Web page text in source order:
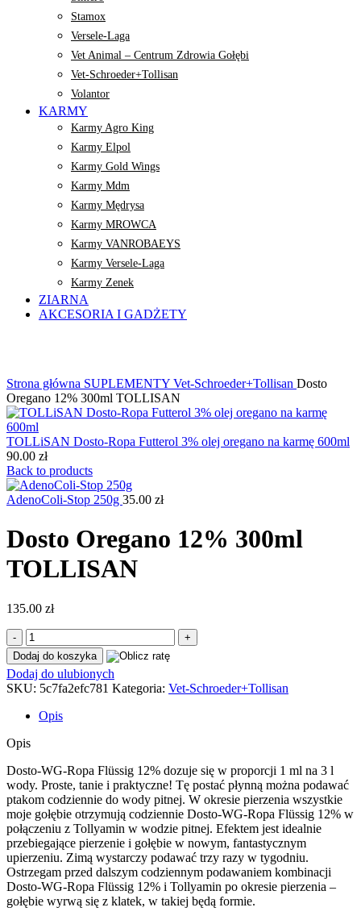
Stamox
Versele-Laga
Vet Animal – Centrum Zdrowia Gołębi
Vet-Schroeder+Tollisan
Volantor
KARMY
Karmy Agro King
Karmy Elpol
Karmy Gold Wings
Karmy Mdm
Karmy Mędrysa
Karmy MROWCA
Karmy VANROBAEYS
Karmy Versele-Laga
Karmy Zenek
ZIARNA
AKCESORIA I GADŻETY
Strona główna SUPLEMENTY Vet-Schroeder+Tollisan Dosto
Oregano 12% 300ml TOLLISAN
TOLLiSAN Dosto-Ropa Futterol 3% olej oregano na karmę 600ml
90.00 zł
Back to products
AdenoColi-Stop 250g 35.00 zł
Dosto Oregano 12% 300ml
TOLLISAN
135.00 zł
ilość
Dosto
Oregano
12%
300ml
Dodaj do koszyka
Dodaj do ulubionych
SKU: 5c7fa2efc781 Kategoria: Vet-Schroeder+Tollisan
Opis
Opis
Dosto-WG-Ropa Flüssig 12% dozuje się w proporcji 1 ml na 3 l
wody. Proste, tanie i praktyczne! Tę postać płynną można podawać
ptakom codziennie do wody pitnej. W okresie pierzenia wszystkie
moje gołębie otrzymują codziennie Dosto-WG-Ropa Flüssig 12% w
połączeniu z Tollyamin w wodzie pitnej. Efektem jest idealnie
przebiegające pierzenie i gołębie w nowym, fantastycznym
upierzeniu. Zimą wystarczy podawać trzy razy w tygodniu.
Ostrzegam przed dalszym codziennym podawaniem kombinacji
Dosto-WG-Ropa Flüssig 12% i Tollyamin po okresie pierzenia –
gołębie wyrwą się z klatek, w takiej będą formie.